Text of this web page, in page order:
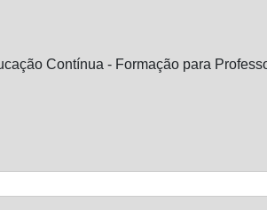
Contínua - Formação para